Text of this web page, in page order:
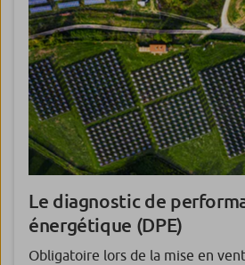
Le diagnostic de
énergétique (DPE)
Obligatoire lors de la mise en